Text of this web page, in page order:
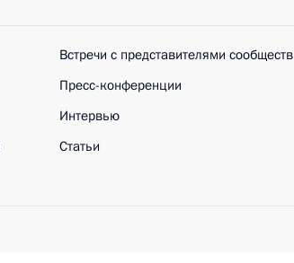
Встречи с представителями сообществ
Пресс-конференции
Интервью
Статьи